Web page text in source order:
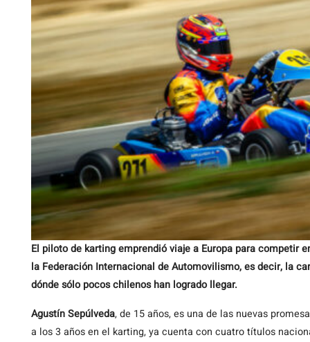
El piloto de karting emprendió viaje a Europa para competir
la Federación Internacional de Automovilismo, es decir, la
dónde sólo pocos chilenos han logrado llegar.
Agustín Sepúlveda, de 15 años, es una de las nuevas
a los 3 años en el karting, ya cuenta con cuatro títulos